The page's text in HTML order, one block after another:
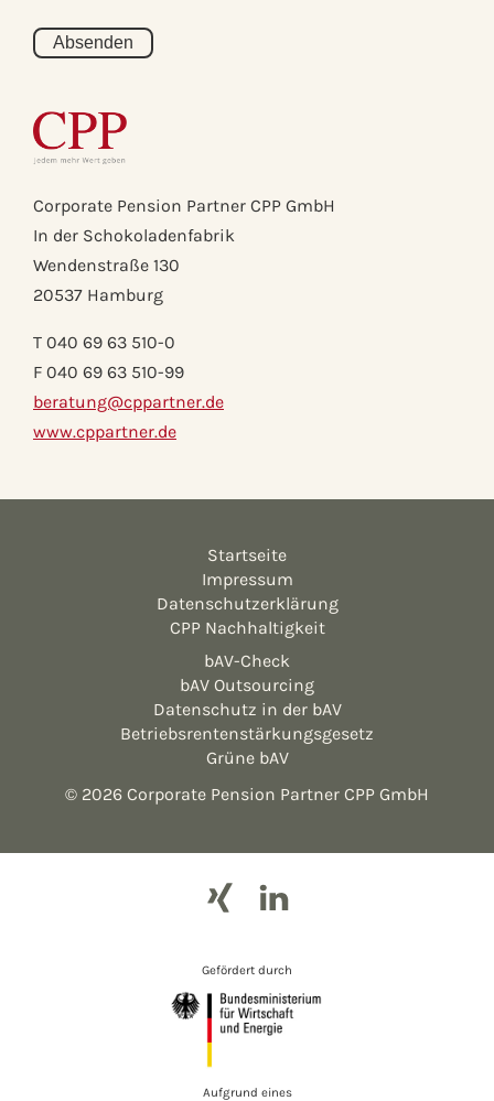
Corporate Pension Partner CPP GmbH
In der Schokoladenfabrik
Wendenstraße 130
20537 Hamburg
T 040 69 63 510-0
F 040 69 63 510-99
beratung@cppartner.de
www.cppartner.de
Startseite
Impressum
Datenschutzerklärung
CPP Nachhaltigkeit
bAV-Check
bAV Outsourcing
Datenschutz in der bAV
Betriebsrentenstärkungsgesetz
Grüne bAV
© 2026 Corporate Pension Partner CPP GmbH
Gefördert durch
Aufgrund eines